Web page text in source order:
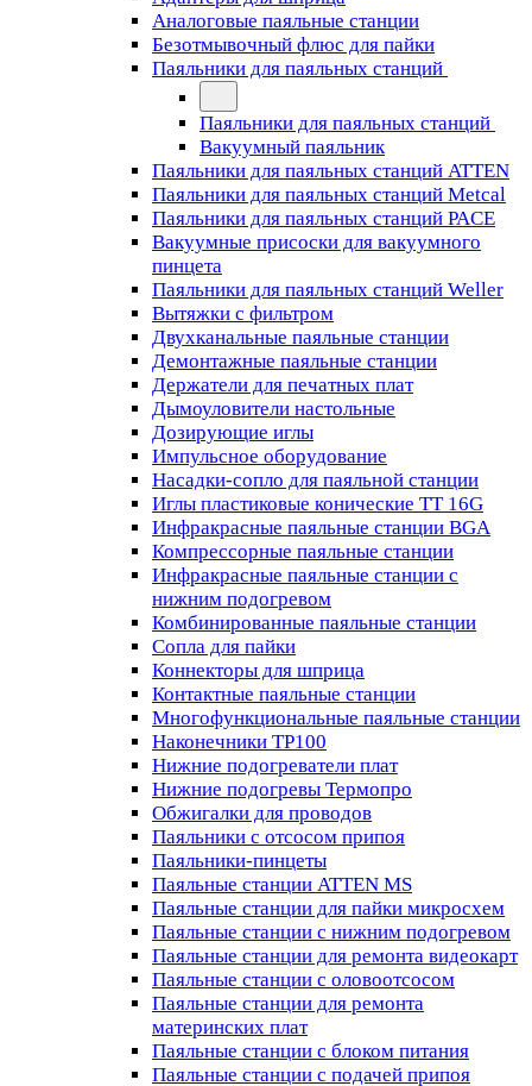
Аналоговые паяльные станции
Безотмывочный флюс для пайки
Паяльники для паяльных станций
Паяльники для паяльных станций
Вакуумный паяльник
Паяльники для паяльных станций ATTEN
Паяльники для паяльных станций Metcal
Паяльники для паяльных станций PACE
Вакуумные присоски для вакуумного
пинцета
Паяльники для паяльных станций Weller
Вытяжки с фильтром
Двухканальные паяльные станции
Демонтажные паяльные станции
Держатели для печатных плат
Дымоуловители настольные
Дозирующие иглы
Импульсное оборудование
Насадки-сопло для паяльной станции
Иглы пластиковые конические TT 16G
Инфракрасные паяльные станции BGA
Компрессорные паяльные станции
Инфракрасные паяльные станции с
нижним подогревом
Комбинированные паяльные станции
Сопла для пайки
Коннекторы для шприца
Контактные паяльные станции
Многофункциональные паяльные станции
Наконечники TP100
Нижние подогреватели плат
Нижние подогревы Термопро
Обжигалки для проводов
Паяльники с отсосом припоя
Паяльники-пинцеты
Паяльные станции ATTEN MS
Паяльные станции для пайки микросхем
Паяльные станции с нижним подогревом
Паяльные станции для ремонта видеокарт
Паяльные станции с оловоотсосом
Паяльные станции для ремонта
материнских плат
Паяльные станции с блоком питания
Паяльные станции с подачей припоя